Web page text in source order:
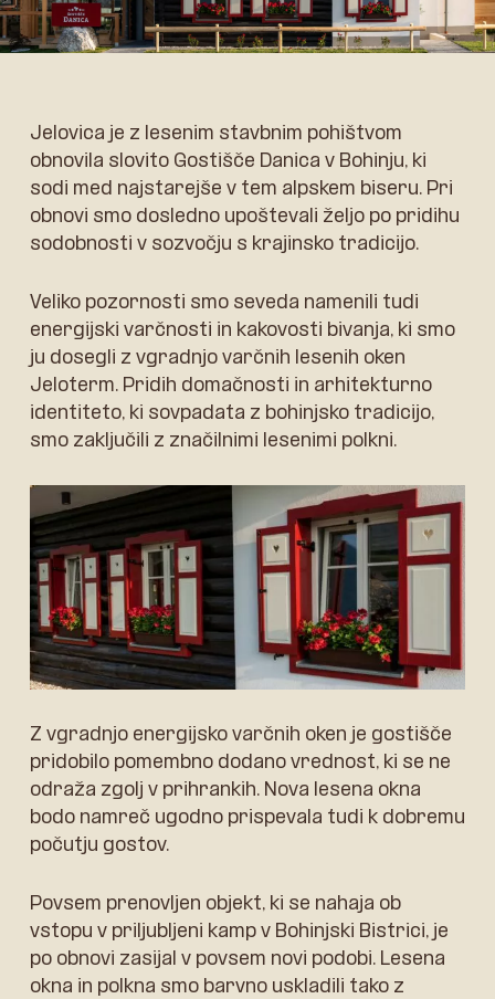
Jelovica je z lesenim stavbnim pohištvom
obnovila slovito Gostišče Danica v Bohinju, ki
sodi med najstarejše v tem alpskem biseru. Pri
obnovi smo dosledno upoštevali željo po pridihu
sodobnosti v sozvočju s krajinsko tradicijo.
Veliko pozornosti smo seveda namenili tudi
energijski varčnosti in kakovosti bivanja, ki smo
ju dosegli z vgradnjo varčnih lesenih oken
Jeloterm. Pridih domačnosti in arhitekturno
identiteto, ki sovpadata z bohinjsko tradicijo,
smo zaključili z značilnimi lesenimi polkni.
Z vgradnjo energijsko varčnih oken je gostišče
pridobilo pomembno dodano vrednost, ki se ne
odraža zgolj v prihrankih. Nova lesena okna
bodo namreč ugodno prispevala tudi k dobremu
počutju gostov.
Povsem prenovljen objekt, ki se nahaja ob
vstopu v priljubljeni kamp v Bohinjski Bistrici, je
po obnovi zasijal v povsem novi podobi. Lesena
okna in polkna smo barvno uskladili tako z